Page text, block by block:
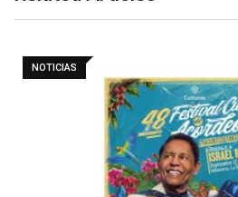
NOTICIAS
Barranquilla realizará el
6 agosto, 2026